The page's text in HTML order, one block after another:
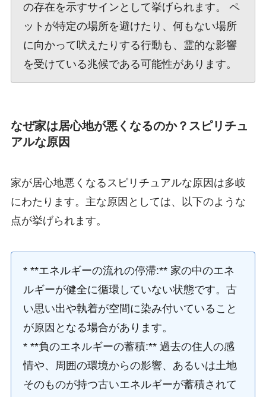
の存在を示すサインとして挙げられます。 ペ
ットが特定の場所を避けたり、何もない場所
に向かって吠えたりする行動も、霊的な影響
を受けている兆候である可能性があります。
なぜ家は居心地が悪くなるのか？スピリチュ
アルな原因
家が居心地悪くなるスピリチュアルな原因は多岐
にわたります。主な原因としては、以下のような
点が挙げられます。
* **エネルギーの流れの停滞:** 家の中のエネ
ルギーが健全に循環していない状態です。古
い思い出や執着が空間に染み付いていること
が原因となる場合があります。
* **負のエネルギーの蓄積:** 過去の住人の感
情や、周囲の環境からの影響、あるいは土地
そのものが持つ古いエネルギーが蓄積されて